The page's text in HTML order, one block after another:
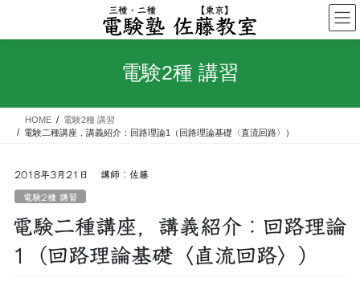
テ
ス
ゲ
ン
電験2種 講習
HOME
電験2種 講習
電験二種講座，講義紹介：回路理論1（回路理論基礎〈直流回路〉）
2018年3月21日 講師：佐藤
電験2種 講習
電験二種講座，講義紹介：回路理論
1（回路理論基礎〈直流回路〉）